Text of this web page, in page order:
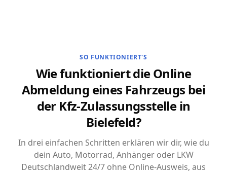
SO FUNKTIONIERT'S
Wie funktioniert die Online
Abmeldung eines Fahrzeugs bei
der Kfz-Zulassungsstelle in
Bielefeld?
In drei einfachen Schritten erklären wir dir, wie du
dein Auto, Motorrad, Anhänger oder LKW
Deutschlandweit 24/7 ohne Online-Ausweis, aus